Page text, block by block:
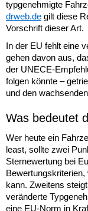
typgenehmigte
drweb.de gilt diese
Vorschrift dieser Art.
In der EU fehlt eine
gehen davon aus,
der UNECE-
folgen könnte –
und den
Was bedeutet
Wer heute ein
least, sollte zwei
Sternewertung bei
kann. Zweitens
veränderte
eine EU-Norm in